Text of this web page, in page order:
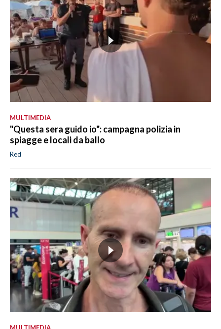
MULTIMEDIA
"Questa sera guido io": campagna polizia in
spiagge e locali da ballo
Red